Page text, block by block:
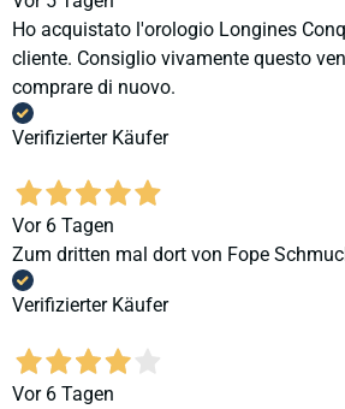
Ho acquistato l'orologio Longines
cliente. Consiglio vivamente questo
comprare di nuovo.
Verifizierter Käufer
Vor 6 Tagen
Zum dritten mal dort von Fope
Verifizierter Käufer
Vor 6 Tagen